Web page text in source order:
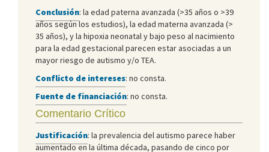
Conclusión: la edad paterna avanzada (>35 años o >39
años según los estudios), la edad materna avanzada (>
35 años), y la hipoxia neonatal y bajo peso al nacimiento
para la edad gestacional parecen estar asociadas a un
mayor riesgo de autismo y/o TEA.
Conflicto de intereses: no consta.
Fuente de financiación: no consta.
Comentario Crítico
Justificación: la prevalencia del autismo parece haber
aumentado en la última década, pasando de cinco por